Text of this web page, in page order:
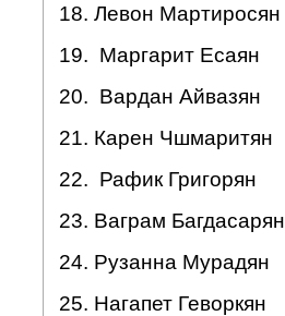
18. Левон Мартиросян
19. Маргарит Есаян
20. Вардан Айвазян
21. Карен Чшмаритян
22. Рафик Григорян
23. Ваграм Багдасарян
24. Рузанна Мурадян
25. Нагапет Геворкян